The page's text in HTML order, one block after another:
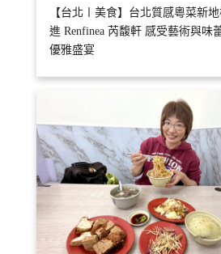
【台北〡美食】台北質感粵菜新
進 Renfinea 芮馥軒 感受藝術與味
優雅盛宴